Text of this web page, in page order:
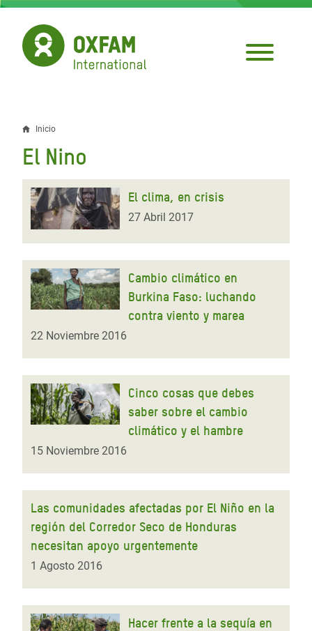
Pasar
contenido
principal
Sobrescribir
enlaces
de
ayuda
a
la
navegación
Inicio
El Nino
El clima, en crisis
27 Abril 2017
Cambio climático en
Burkina Faso: luchando
contra viento y marea
22 Noviembre 2016
Cinco cosas que debes
saber sobre el cambio
climático y el hambre
15 Noviembre 2016
Las comunidades afectadas por El Niño en la
región del Corredor Seco de Honduras
necesitan apoyo urgentemente
1 Agosto 2016
Hacer frente a la sequía en